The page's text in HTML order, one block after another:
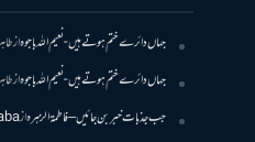
جہاں دائرے ختم ہوتے ہیں- نعیم اللہ باجوہاز
جہاں دائرے ختم ہوتے ہیں- نعیم اللہ باجوہاز
جب جذبات خبر بن جائیں – فاطمۃالزہرہاز